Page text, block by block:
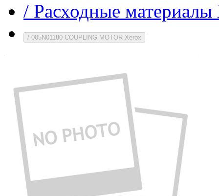
/ Расходные
/ 005N01180 COUPLING MOTOR Xerox